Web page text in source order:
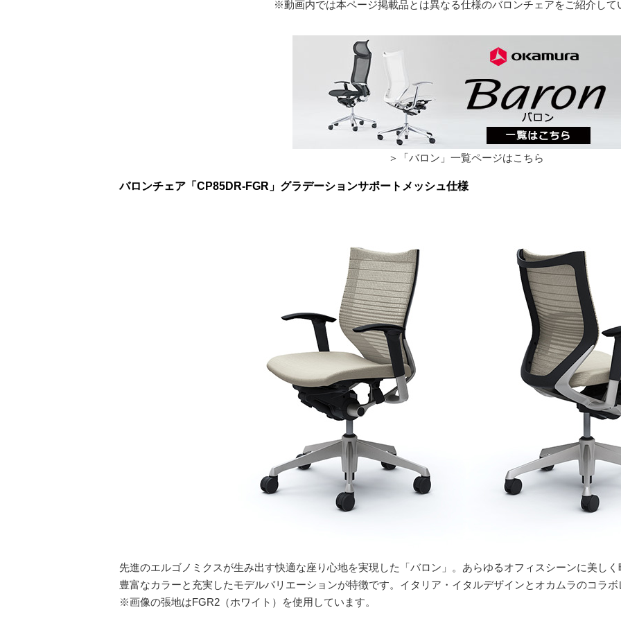
※動画内では本ページ掲載品とは異なる仕様のバロンチェアをご紹介して
＞「バロン」一覧ページはこちら
バロンチェア「CP85DR-FGR」グラデーションサポートメッシュ仕様
先進のエルゴノミクスが生み出す快適な座り心地を実現した「バロン」。あらゆるオフィスシーンに美し
豊富なカラーと充実したモデルバリエーションが特徴です。イタリア・イタルデザインとオカムラのコラ
※画像の張地はFGR2（ホワイト）を使用しています。